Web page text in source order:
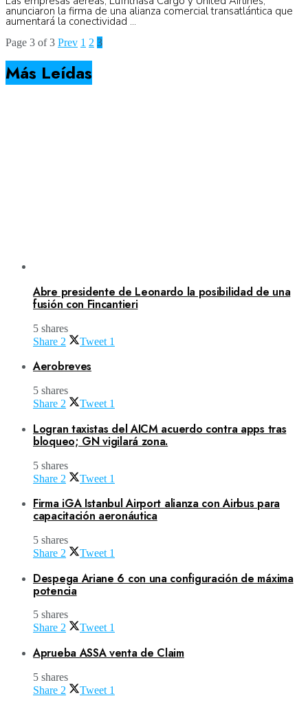
anunciaron la firma de una alianza comercial transatlántica que
aumentará la conectividad ...
Page 3 of 3 Prev 1 2 3
Más Leídas
Abre presidente de Leonardo la posibilidad de una
fusión con Fincantieri
5 shares
Share 2 Tweet 1
Aerobreves
5 shares
Share 2 Tweet 1
Logran taxistas del AICM acuerdo contra apps tras
bloqueo; GN vigilará zona.
5 shares
Share 2 Tweet 1
Firma iGA Istanbul Airport alianza con Airbus para
capacitación aeronáutica
5 shares
Share 2 Tweet 1
Despega Ariane 6 con una configuración de máxima
potencia
5 shares
Share 2 Tweet 1
Aprueba ASSA venta de Claim
5 shares
Share 2 Tweet 1